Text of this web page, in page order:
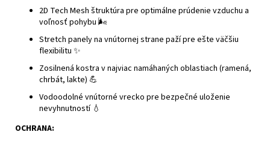
2D Tech Mesh štruktúra pre optimálne prúdenie vzduchu a
voľnosť pohybu 🌬️
Stretch panely na vnútornej strane paží pre ešte väčšiu
flexibilitu ✨
Zosilnená kostra v najviac namáhaných oblastiach (ramená,
chrbát, lakte) 💪
Vodoodolné vnútorné vrecko pre bezpečné uloženie
nevyhnutností 💧
OCHRANA: